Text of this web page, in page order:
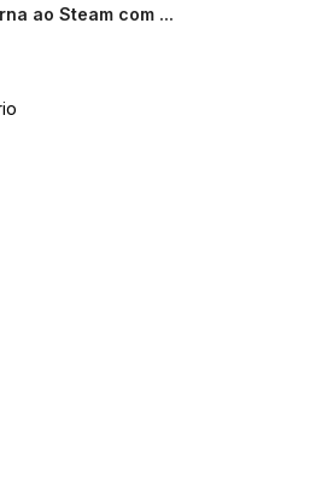
ao Steam com ...